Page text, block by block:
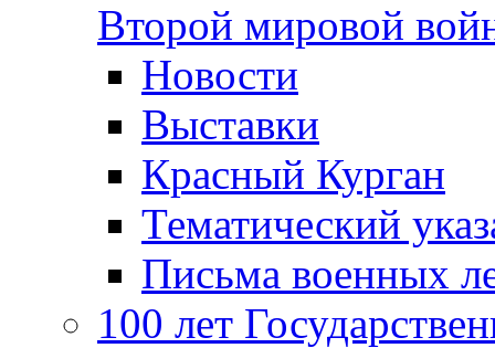
Второй мировой
Новости
Выставки
Красный Курган
Тематический
Письма военных
100 лет